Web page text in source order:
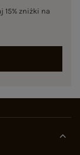
zniżki na